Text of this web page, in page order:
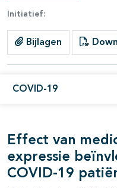
Initiatief:
Bijlagen
COVID-19
open- en
open- en
open- en
open- en
open- en
open- en
Effect van
expressie
COVID-19